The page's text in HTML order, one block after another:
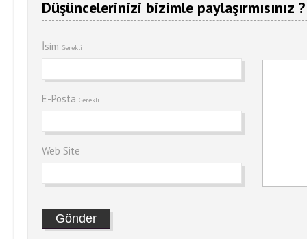
Düşüncelerinizi bizimle paylaşırmısınız ?
İsim Gerekli
E-Posta Gerekli
Web Site